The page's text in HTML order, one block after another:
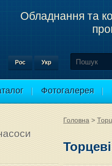
Обладнання та
Рос Укр
Фотогалерея
Головна >